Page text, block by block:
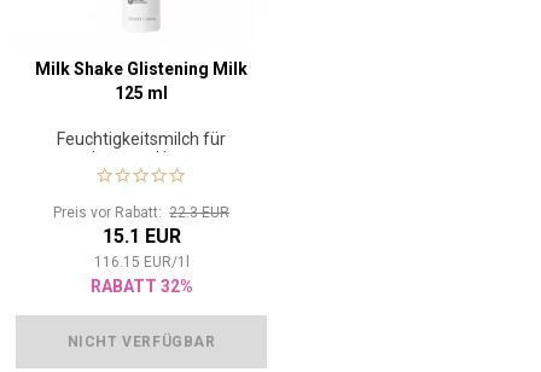
Milk Shake Glistening Milk
125 ml
Feuchtigkeitsmilch für
krauses Haar
Preis vor Rabatt: 22.3 EUR
15.1 EUR
116.15 EUR/1
RABATT 32%
NICHT VERFÜGBAR